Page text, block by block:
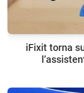
iFixit torna